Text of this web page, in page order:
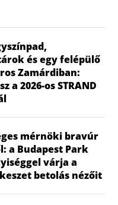
és egy felépülő
Zamárdiban:
a 2026-os STRAND
mérnöki bravúr
a Budapest Park
várja a
betolás nézőit